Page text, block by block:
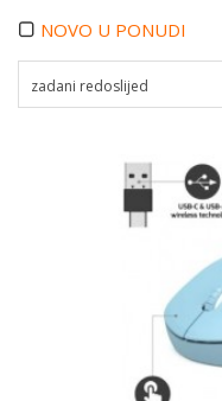
NOVO U PONUDI
zadani redoslijed